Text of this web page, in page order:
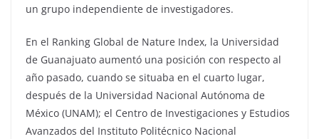
un grupo independiente de investigadores.
En el Ranking Global de Nature Index, la Universidad
de Guanajuato aumentó una posición con respecto al
año pasado, cuando se situaba en el cuarto lugar,
después de la Universidad Nacional Autónoma de
México (UNAM); el Centro de Investigaciones y Estudios
Avanzados del Instituto Politécnico Nacional